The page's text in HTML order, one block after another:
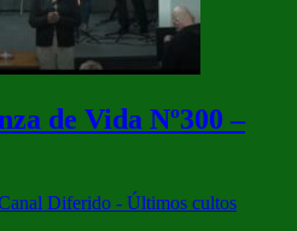
de Vida Nº300 –
Diferido - Últimos cultos